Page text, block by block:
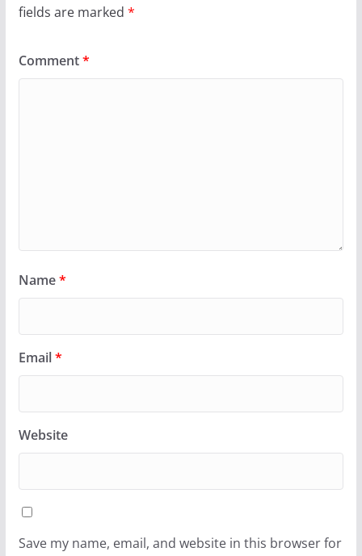
fields are marked *
Comment*
Name*
Email*
Website
Save my name, email, and website in this browser for